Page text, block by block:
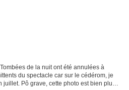
de la nuit ont été annulées à
du spectacle car sur le cédérom, je
Pô grave, cette photo est bien plus